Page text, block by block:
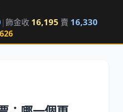
|飾金收 16,195 賣 16,330